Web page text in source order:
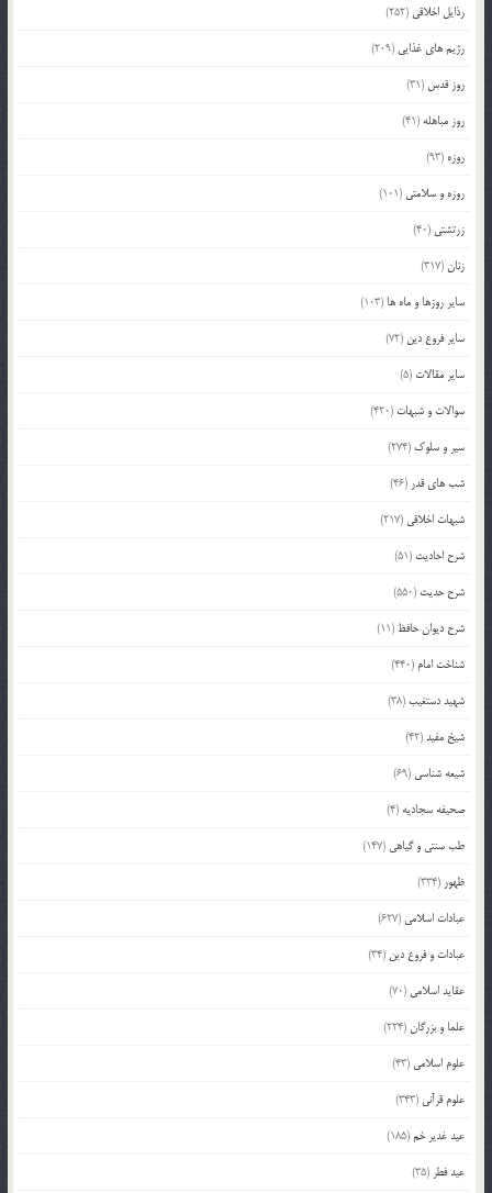
رذایل اخلاقی (252)
رژیم های غذایی (209)
روز قدس (31)
روز مباهله (41)
روزه (93)
روزه و سلامتی (101)
زرتشتی (40)
زنان (317)
سایر روزها و ماه ها (103)
سایر فروع دین (72)
سایر مقالات (5)
سوالات و شبهات (420)
سیر و سلوک (274)
شب های قدر (46)
شبهات اخلاقی (217)
شرح احادیث (51)
شرح حدیث (550)
شرح دیوان حافظ (11)
شناخت امام (440)
شهید دستغیب(38)
شیخ مفید(42)
شیعه شناسی (69)
صحیفه سجادیه (4)
طب سنتی و گیاهی (147)
ظهور (334)
عبادات اسلامی (627)
عبادات و فروع دین (34)
عقاید اسلامی (70)
علما و بزرگان (224)
علوم اسلامی (43)
علوم قرآنی (343)
عید غدیر خم(185)
عید فطر (35)